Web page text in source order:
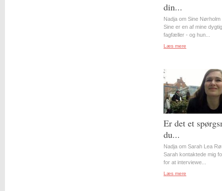
din...
Nadja om Sine
Sine er en af mine
fagfæller - og hun...
Læs mere
Er det et
du...
Nadja om Sarah Lea
Sarah kontaktede mig
for at interviewe...
Læs mere